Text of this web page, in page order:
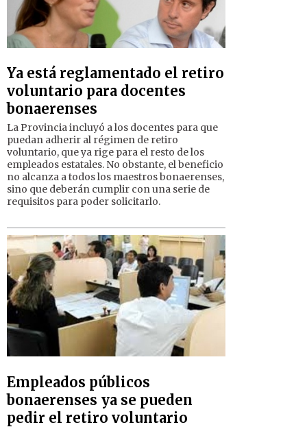
Ya está reglamentado el retiro
voluntario para docentes
bonaerenses
La Provincia incluyó a los docentes para que
puedan adherir al régimen de retiro
voluntario, que ya rige para el resto de los
empleados estatales. No obstante, el beneficio
no alcanza a todos los maestros bonaerenses,
sino que deberán cumplir con una serie de
requisitos para poder solicitarlo.
Empleados públicos
bonaerenses ya se pueden
pedir el retiro voluntario